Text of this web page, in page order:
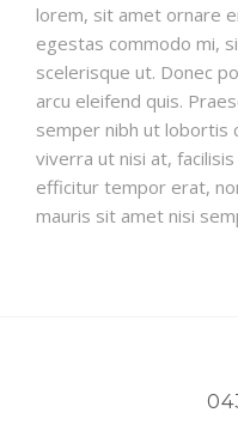
lorem, sit amet ornare
egestas commodo mi,
scelerisque ut. Donec
arcu eleifend quis.
semper nibh ut lobortis
viverra ut nisi at,
efficitur tempor erat,
mauris sit amet nisi